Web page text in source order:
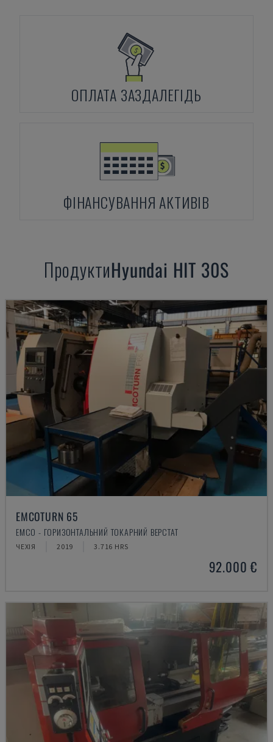
ОПЛАТА ЗАЗДАЛЕГІДЬ
ФІНАНСУВАННЯ АКТИВІВ
ПродуктиHyundai HIT 30S
EMCOTURN 65
EMCO - ГОРИЗОНТАЛЬНИЙ ТОКАРНИЙ ВЕРСТАТ
ЧЕХІЯ 2019 3.716 HRS
92.000 €